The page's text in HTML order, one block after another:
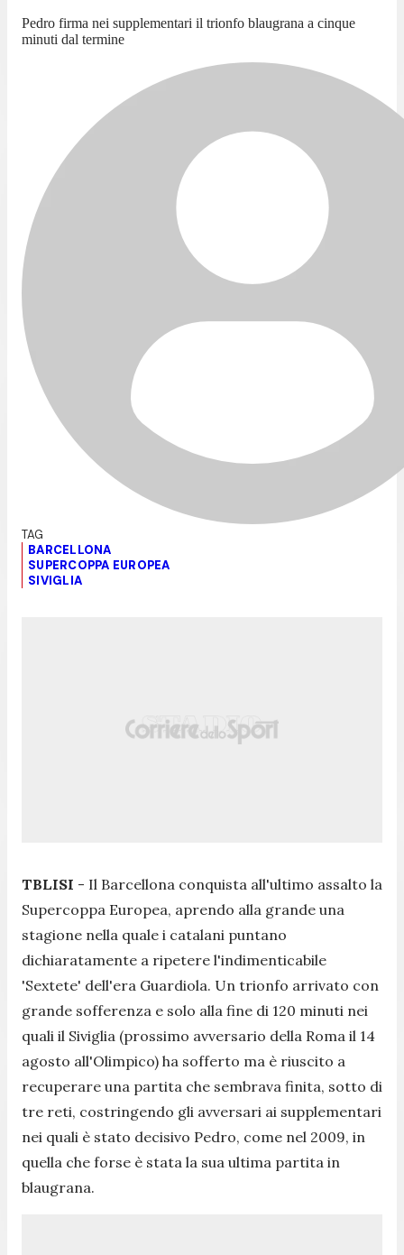
Pedro firma nei supplementari il trionfo blaugrana a cinque
minuti dal termine
BARCELLONA
SUPERCOPPA EUROPEA
SIVIGLIA
TBLISI - Il Barcellona conquista all'ultimo assalto la
Supercoppa Europea, aprendo alla grande una
stagione nella quale i catalani puntano
dichiaratamente a ripetere l'indimenticabile
'Sextete' dell'era Guardiola. Un trionfo arrivato con
grande sofferenza e solo alla fine di 120 minuti nei
quali il Siviglia (prossimo avversario della Roma il 14
agosto all'Olimpico) ha sofferto ma è riuscito a
recuperare una partita che sembrava finita, sotto di
tre reti, costringendo gli avversari ai supplementari
nei quali è stato decisivo Pedro, come nel 2009, in
quella che forse è stata la sua ultima partita in
blaugrana.